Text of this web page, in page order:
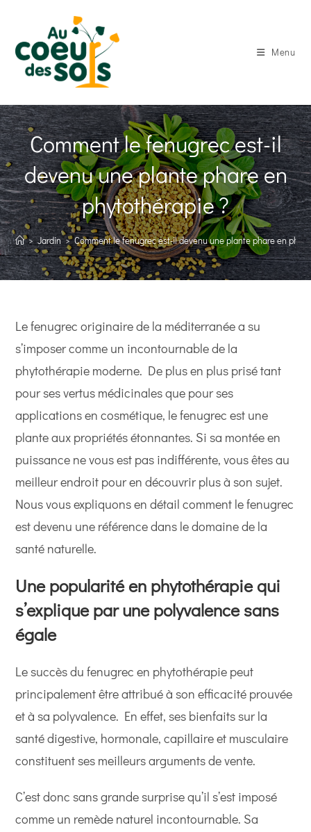
content
Menu
Comment le fenugrec est-il
devenu une plante phare en
phytothérapie ?
> Jardin > Comment le fenugrec est-il devenu une plante phare en
Le fenugrec originaire de la méditerranée a su
s’imposer comme un incontournable de la
phytothérapie moderne. De plus en plus prisé tant
pour ses vertus médicinales que pour ses
applications en cosmétique, le fenugrec est une
plante aux propriétés étonnantes. Si sa montée en
puissance ne vous est pas indifférente, vous êtes au
meilleur endroit pour en découvrir plus à son sujet.
Nous vous expliquons en détail comment le fenugrec
est devenu une référence dans le domaine de la
santé naturelle.
Une popularité en phytothérapie qui
s’explique par une polyvalence sans
égale
Le succès du fenugrec en phytothérapie peut
principalement être attribué à son efficacité prouvée
et à sa polyvalence. En effet, ses bienfaits sur la
santé digestive, hormonale, capillaire et musculaire
constituent ses meilleurs arguments de vente.
C’est donc sans grande surprise qu’il s’est imposé
comme un remède naturel incontournable. Sa